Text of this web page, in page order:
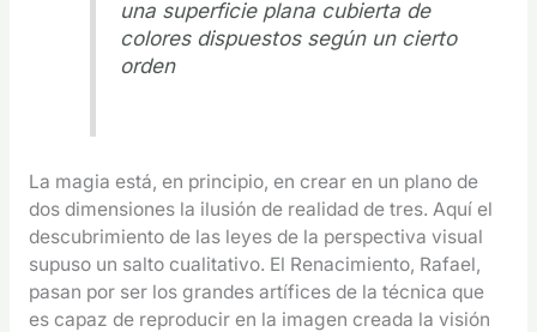
una superficie plana cubierta de
colores dispuestos según un cierto
orden
La magia está, en principio, en crear en un plano de
dos dimensiones la ilusión de realidad de tres. Aquí el
descubrimiento de las leyes de la perspectiva visual
supuso un salto cualitativo. El Renacimiento, Rafael,
pasan por ser los grandes artífices de la técnica que
es capaz de reproducir en la imagen creada la visión